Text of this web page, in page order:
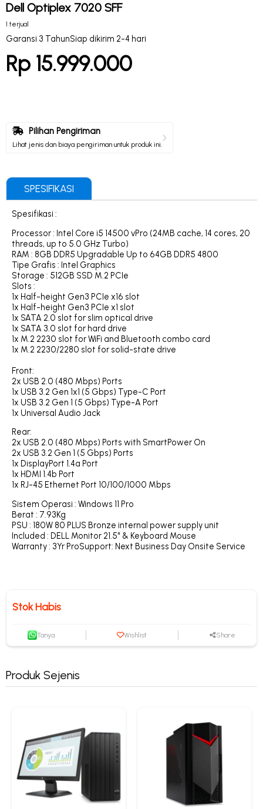
Dell Optiplex 7020 SFF
1 terjual
Garansi 3 TahunSiap dikirim 2-4 hari
Rp 15.999.000
Pilihan Pengiriman
Lihat jenis dan biaya pengiriman untuk produk ini.
SPESIFIKASI
Spesifikasi :
Processor : Intel Core i5 14500 vPro (24MB cache, 14 cores, 20
threads, up to 5.0 GHz Turbo)
RAM : 8GB DDR5 Upgradable Up to 64GB DDR5 4800
Tipe Grafis : Intel Graphics
Storage : 512GB SSD M.2 PCIe
Slots :
1x Half-height Gen3 PCIe x16 slot
1x Half-height Gen3 PCIe x1 slot
1x SATA 2.0 slot for slim optical drive
1x SATA 3.0 slot for hard drive
1x M.2 2230 slot for WiFi and Bluetooth combo card
1x M.2 2230/2280 slot for solid-state drive
Front:
2x USB 2.0 (480 Mbps) Ports
1x USB 3.2 Gen 1x1 (5 Gbps) Type-C Port
1x USB 3.2 Gen 1 (5 Gbps) Type-A Port
1x Universal Audio Jack
Rear:
2x USB 2.0 (480 Mbps) Ports with SmartPower On
2x USB 3.2 Gen 1 (5 Gbps) Ports
1x DisplayPort 1.4a Port
1x HDMI 1.4b Port
1x RJ-45 Ethernet Port 10/100/1000 Mbps
Sistem Operasi : Windows 11 Pro
Berat : 7.93Kg
PSU : 180W 80 PLUS Bronze internal power supply unit
Included : DELL Monitor 21.5" & Keyboard Mouse
Warranty : 3Yr ProSupport: Next Business Day Onsite Service
Stok Habis
Tanya Wishlist Share
Produk Sejenis